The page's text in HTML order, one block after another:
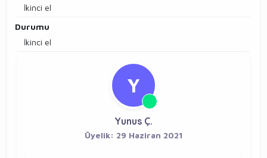
İkinci el
Durumu
İkinci el
Y
Yunus Ç.
Üyelik: 29 Haziran 2021